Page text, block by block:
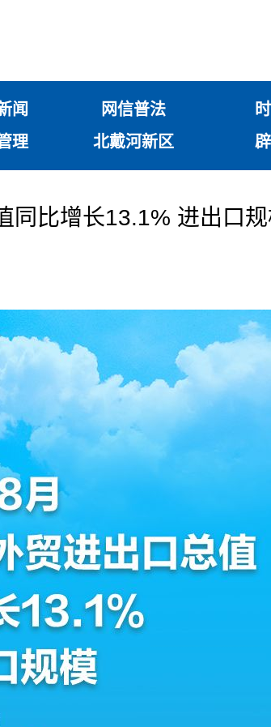
闻 网信普法
理 北戴河新区
同比增长13.1% 进出口